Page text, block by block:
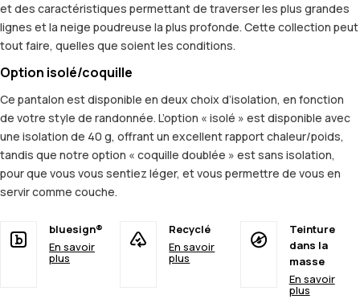
et des caractéristiques permettant de traverser les plus grandes
lignes et la neige poudreuse la plus profonde. Cette collection peut
tout faire, quelles que soient les conditions.
Option isolé/coquille
Ce pantalon est disponible en deux choix d’isolation, en fonction
de votre style de randonnée. L’option « isolé » est disponible avec
une isolation de 40 g, offrant un excellent rapport chaleur/poids,
tandis que notre option « coquille doublée » est sans isolation,
pour que vous vous sentiez léger, et vous permettre de vous en
servir comme couche.
bluesign®
En savoir
plus
Recyclé
En savoir
plus
Teinture
dans la
masse
En savoir
plus